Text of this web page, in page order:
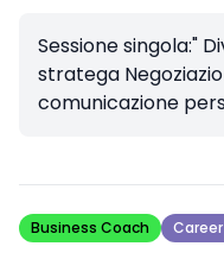
Sessione singola:"
stratega
comunicazione
Business Coach